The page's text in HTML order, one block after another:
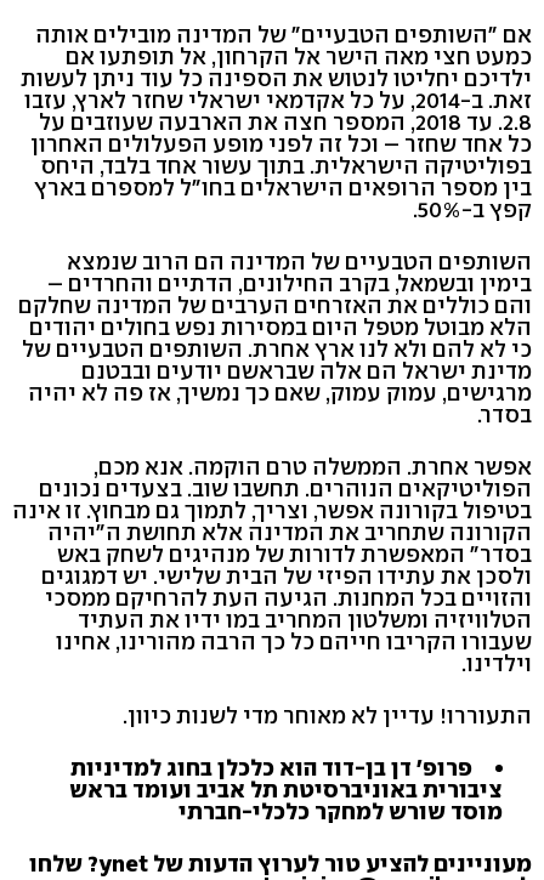
אם "השותפים הטבעיים" של המדינה מובילים אותה
כמעט חצי מאה הישר אל הקרחון, אל תופתעו אם
ילדיכם יחליטו לנטוש את הספינה כל עוד ניתן לעשות
זאת. ב-2014, על כל אקדמאי ישראלי שחזר לארץ, עזבו
2.8. עד 2018, המספר חצה את הארבעה שעוזבים על
כל אחד שחזר – וכל זה לפני מופע הפעלולים האחרון
בפוליטיקה הישראלית. בתוך עשור אחד בלבד, היחס
בין מספר הרופאים הישראלים בחו"ל למספרם בארץ
קפץ ב-50%.
השותפים הטבעיים של המדינה הם הרוב שנמצא
בימין ובשמאל, בקרב החילונים, הדתיים והחרדים –
והם כוללים את האזרחים הערבים של המדינה שחלקם
הלא מבוטל מטפל היום במסירות נפש בחולים יהודים
כי לא להם ולא לנו ארץ אחרת. השותפים הטבעיים של
מדינת ישראל הם אלה שבראשם יודעים ובבטנם
מרגישים, עמוק עמוק, שאם כך נמשיך, אז פה לא יהיה
בסדר.
אפשר אחרת. הממשלה טרם הוקמה. אנא מכם,
הפוליטיקאים הנוהרים. תחשבו שוב. בצעדים נכונים
בטיפול בקורונה אפשר, וצריך, לתמוך גם מבחוץ. זו אינה
הקורונה שתחריב את המדינה אלא תחושת ה"יהיה
בסדר" המאפשרת לדורות של מנהיגים לשחק באש
ולסכן את עתידו הפיזי של הבית שלישי. יש דמגוגים
והזויים בכל המחנות. הגיעה העת להרחיקם ממסכי
הטלוויזיה ומשלטון המחריב במו ידיו את העתיד
שעבורו הקריבו חייהם כל כך הרבה מהורינו, אחינו
וילדינו.
התעוררו! עדיין לא מאוחר מדי לשנות כיוון.
פרופ' דן בן-דוד הוא כלכלן בחוג למדיניות
ציבורית באוניברסיטת תל אביב ועומד בראש
מוסד שורש למחקר כלכלי-חברתי
מעוניינים להציע טור לערוץ הדעות של ynet? שלחו